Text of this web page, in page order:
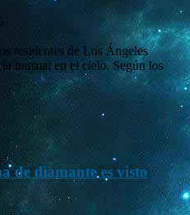
residentes de Los Ángeles
inusual en el cielo. Según los
de diamante es visto